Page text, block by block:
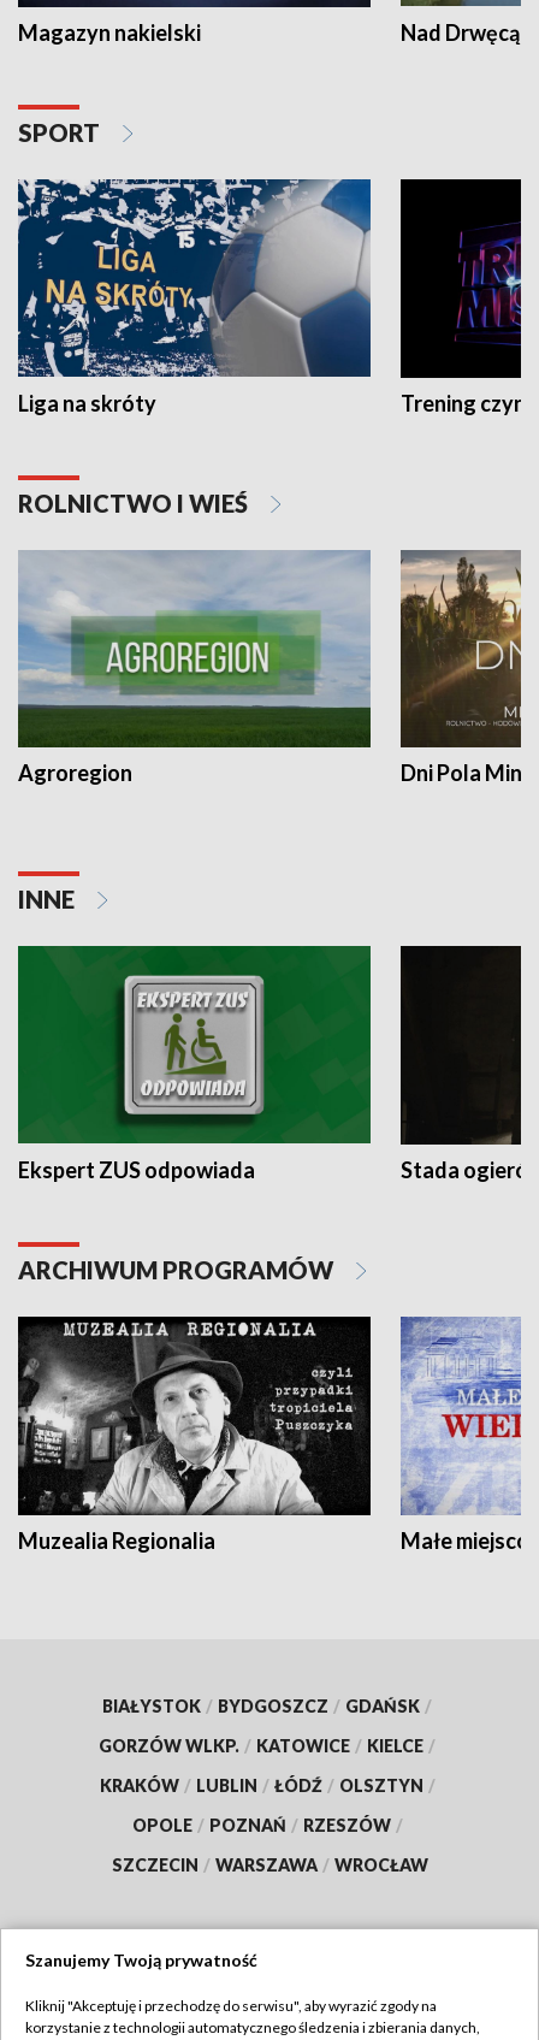
Magazyn nakielski Nad Drwęcą
SPORT
Liga na skróty Trening czyni
ROLNICTWO I WIEŚ
Agroregion Dni Pola
INNE
Ekspert ZUS odpowiada Stada
ARCHIWUM PROGRAMÓW
Muzealia Regionalia Małe
BIAŁYSTOK / BYDGOSZCZ / GDAŃSK /
GORZÓW WLKP. / KATOWICE / KIELCE /
KRAKÓW / LUBLIN / ŁÓDŹ / OLSZTYN /
OPOLE / POZNAŃ / RZESZÓW /
SZCZECIN / WARSZAWA / WROCŁAW
TVP
Szanujemy Twoją prywatność
Kliknij "Akceptuję i przechodzę do serwisu", aby wyrazić zgody na
korzystanie z technologii automatycznego śledzenia i zbierania danych,